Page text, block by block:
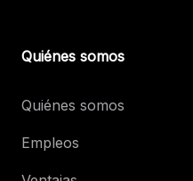
Quiénes somos
Quiénes somos
Empleos